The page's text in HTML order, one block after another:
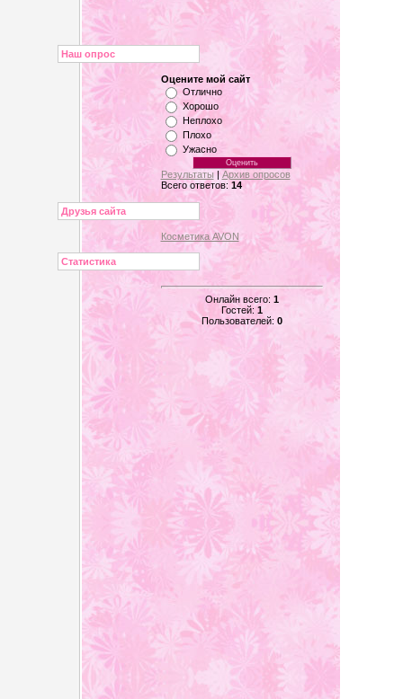
Наш опрос
Оцените мой сайт
Отлично
Хорошо
Неплохо
Плохо
Ужасно
Результаты
Архив опросов
Всего ответов: 14
Друзья сайта
Косметика AVON
Статистика
Онлайн всего: 1
Гостей: 1
Пользователей: 0